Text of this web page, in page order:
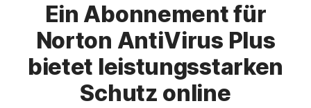
Ein Abonnement für
Norton AntiVirus Plus
bietet leistungsstarken
Schutz online